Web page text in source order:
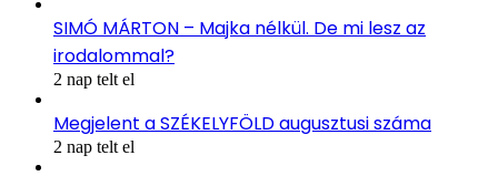
SIMÓ MÁRTON – Majka nélkül. De mi lesz az
irodalommal?
2 nap telt el
Megjelent a SZÉKELYFÖLD augusztusi száma
2 nap telt el